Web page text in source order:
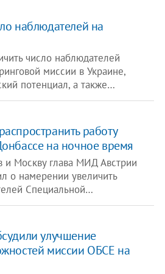
наблюдателей на
число наблюдателей
миссии в Украине,
потенциал, а также…
работу
на ночное время
и Москву глава МИД Австрии
о намерении увеличить
Специальной…
улучшение
миссии ОБСЕ на